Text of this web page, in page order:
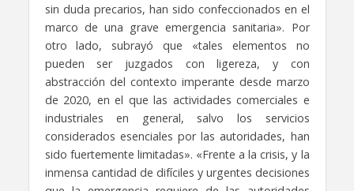
sin duda precarios, han sido confeccionados en el
marco de una grave emergencia sanitaria». Por
otro lado, subrayó que «tales elementos no
pueden ser juzgados con ligereza, y con
abstracción del contexto imperante desde marzo
de 2020, en el que las actividades comerciales e
industriales en general, salvo los servicios
considerados esenciales por las autoridades, han
sido fuertemente limitadas». «Frente a la crisis, y la
inmensa cantidad de difíciles y urgentes decisiones